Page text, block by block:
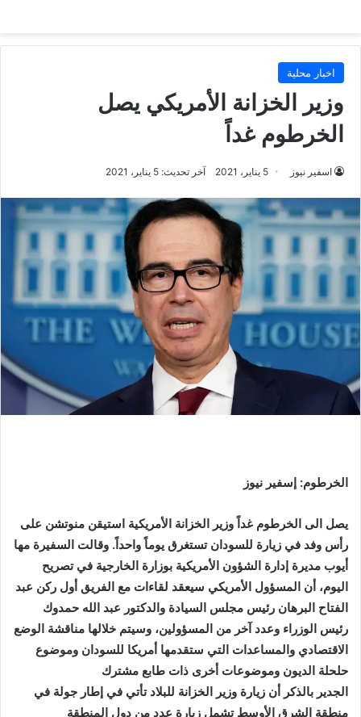
اخبار محلية
وزير الخزانة الأمريكي يصل
الخرطوم غداً
اسفير نيوز 5 يناير، 2021 آخر تحديث: 5 يناير، 2021
الخرطوم: إسفير نيوز
يصل الى الخرطوم غداً وزير الخزانة الأمريكية استيقن منوتشن على
رأس وفد في زيارة للسودان تستغرق يوماً واحداً. وقالت السفيرة مها
أيوب مديرة إدارة الشؤون الأمريكية بوزارة الخارجية في تصريح
اليوم، أن المسؤول الأمريكي سيعقد لقاءات مع الفريق أول ركن عبد
الفتاح البرهان رئيس مجلس السيادة والدكتور عبد الله حمدوك
رئيس الوزراء وعدد آخر من المسؤولين، وسيتم خلالها مناقشة الوضع
الاقتصادي والمساعدات التي ستقدمها أمريكا للسودان وموضوع
حلحلة الديون وموضوعات أخرى ذات طابع مشترك
الجدير بالذكر أن زيارة وزير الخزانة للبلاد تأتي في إطار جولة في
منطقة الشرق الأوسط تشمل زيارة عدد من دول المنطقة